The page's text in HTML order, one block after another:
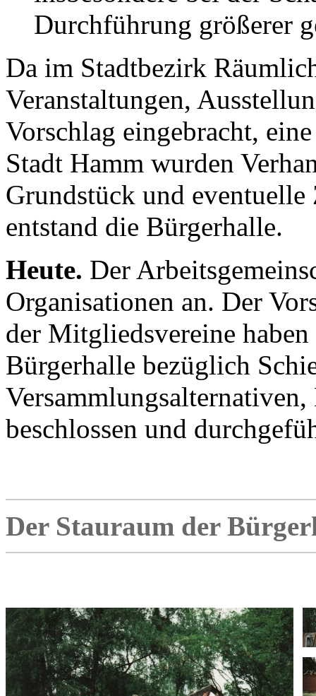
Durchführung größerer
Da im Stadtbezirk
Veranstaltungen,
Vorschlag eingebracht,
Stadt Hamm wurden
Grundstück und eventuelle
entstand die Bürgerhalle.
Heute. Der
Organisationen an. Der
der Mitgliedsvereine
Bürgerhalle bezüglich
beschlossen und
Der Stauraum der